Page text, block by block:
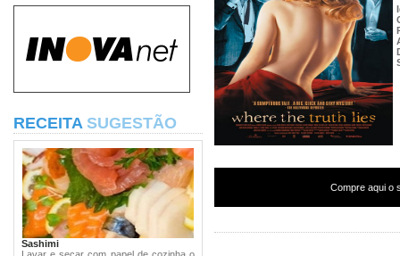
RECEITA SUGESTÃO
Sashimi
Compre aqui o